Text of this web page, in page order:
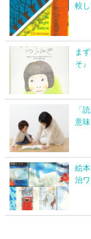
較し
ま
そ』
「
意味
絵
治